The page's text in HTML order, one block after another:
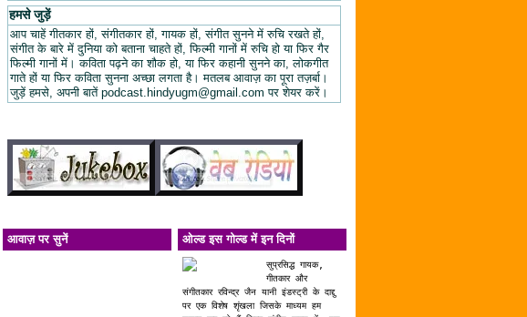
हमसे जुड़ें
आप चाहें गीतकार हों, संगीतकार हों, गायक हों, संगीत सुनने में रुचि रखते हों,
संगीत के बारे में दुनिया को बताना चाहते हों, फिल्मी गानों में रुचि हो या फिर गैर
फिल्मी गानों में। कविता पढ़ने का शौक हो, या फिर कहानी सुनने का, लोकगीत
गाते हों या फिर कविता सुनना अच्छा लगता है। मतलब आवाज़ का पूरा तज़र्बा।
जुड़ें हमसे, अपनी बातें podcast.hindyugm@gmail.com पर शेयर करें।
आवाज़ पर सुनें ओल्ड इस गोल्ड में इन दिनों
सुप्रसिद्ध गायक,
गीतकार और
संगीतकार रविन्द्र जैन यानी इंडस्ट्री के दाद्दु
पर एक विशेष शृंखला जिसके माध्यम हम